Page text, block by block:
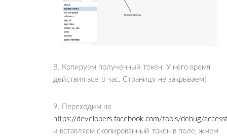
8. Копируем полученный токен. У него время
действия всего час. Страницу не закрываем!
9. Переходим на
https://developers.facebook.com/tools/debug/
и вставляем скопированный токен в поле, жмем